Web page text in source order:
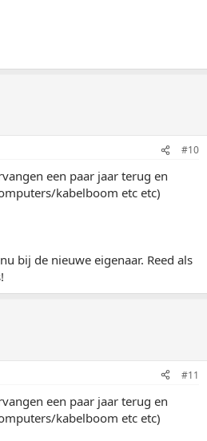
#10
een paar jaar terug en
kabelboom etc etc)
bij de nieuwe eigenaar. Reed als
#11
een paar jaar terug en
kabelboom etc etc)